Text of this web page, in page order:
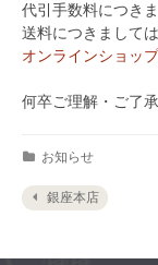
代引手数料につき
送料につきまして
オンラインショッ
何卒ご理解・ご了
Categories
お知らせ
Post navigation
銀座本店